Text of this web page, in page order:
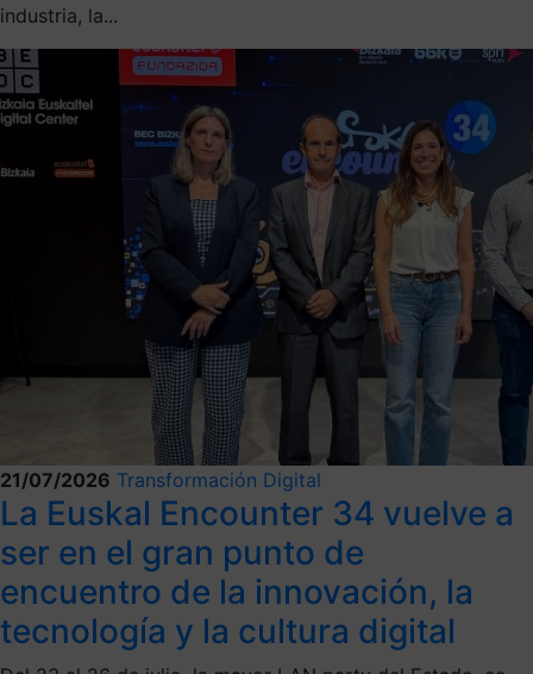
industria, la...
21/07/2026 Transformación Digital
La Euskal Encounter 34 vuelve a
ser en el gran punto de
encuentro de la innovación, la
tecnología y la cultura digital